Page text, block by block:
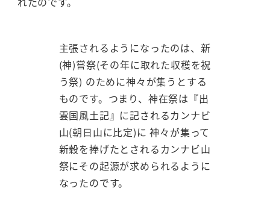
主張されるようになったのは、新
(神)嘗祭(その年に取れた収穫を祝
う祭) のために神々が集うとする
ものです。つまり、神在祭は『出
雲国風土記』に記されるカンナビ
山(朝日山に比定)に 神々が集って
新穀を捧げたとされるカンナビ山
祭にその起源が求められるように
なったのです。